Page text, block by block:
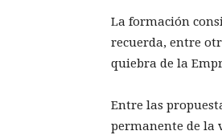
La formación
recuerda, entre
quiebra de la
Entre las
permanente de la